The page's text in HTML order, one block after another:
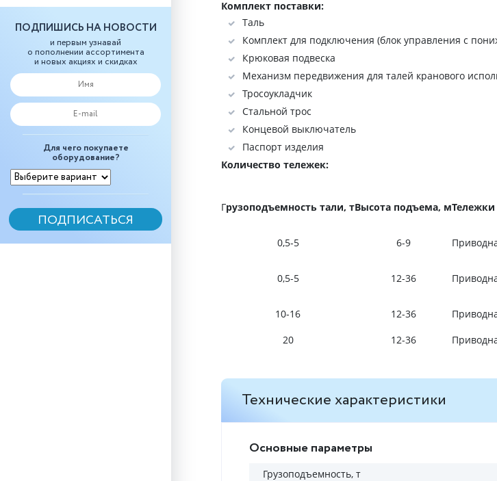
ПОДПИШИСЬ НА НОВОСТИ
и первым узнавай
о пополнении ассортимента
и новых акциях и скидках
Для чего покупаете
оборудование?
Комплект поставки:
Таль
Комплект для подключения (блок управления с
Крюковая подвеска
Механизм передвижения для талей кранового
Тросоукладчик
Стальной трос
Концевой выключатель
Паспорт изделия
Количество тележек:
Грузоподъемность тали, тВысота подъема, мТележки
0,5-5 6-9
0,5-5 12-36
10-16 12-36
20
12-36
Технические характеристики
Основные параметры
Грузоподъемность, т